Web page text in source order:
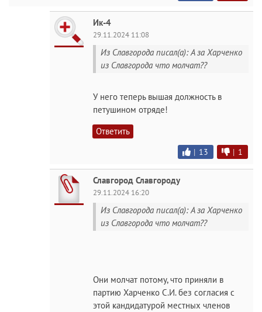
Ик-4
29.11.2024 11:08
Из Славгорода писал(а): А за Харченко
из Славгорода что молчат??
У него теперь вышая должность в
петушином отряде!
Ответить
| 13 | 1
Славгород Славгороду
29.11.2024 16:20
Из Славгорода писал(а): А за Харченко
из Славгорода что молчат??
Они молчат потому, что приняли в
партию Харченко С.И. без согласия с
этой кандидатурой местных членов